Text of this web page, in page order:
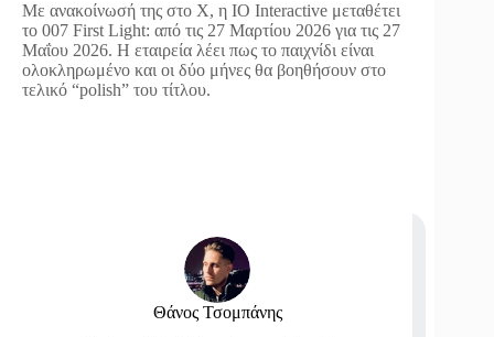
Με ανακοίνωσή της στο X, η IO Interactive μεταθέτει
το 007 First Light: από τις 27 Μαρτίου 2026 για τις 27
Μαΐου 2026. Η εταιρεία λέει πως το παιχνίδι είναι
ολοκληρωμένο και οι δύο μήνες θα βοηθήσουν στο
τελικό “polish” του τίτλου.
Θάνος Τσομπάνης